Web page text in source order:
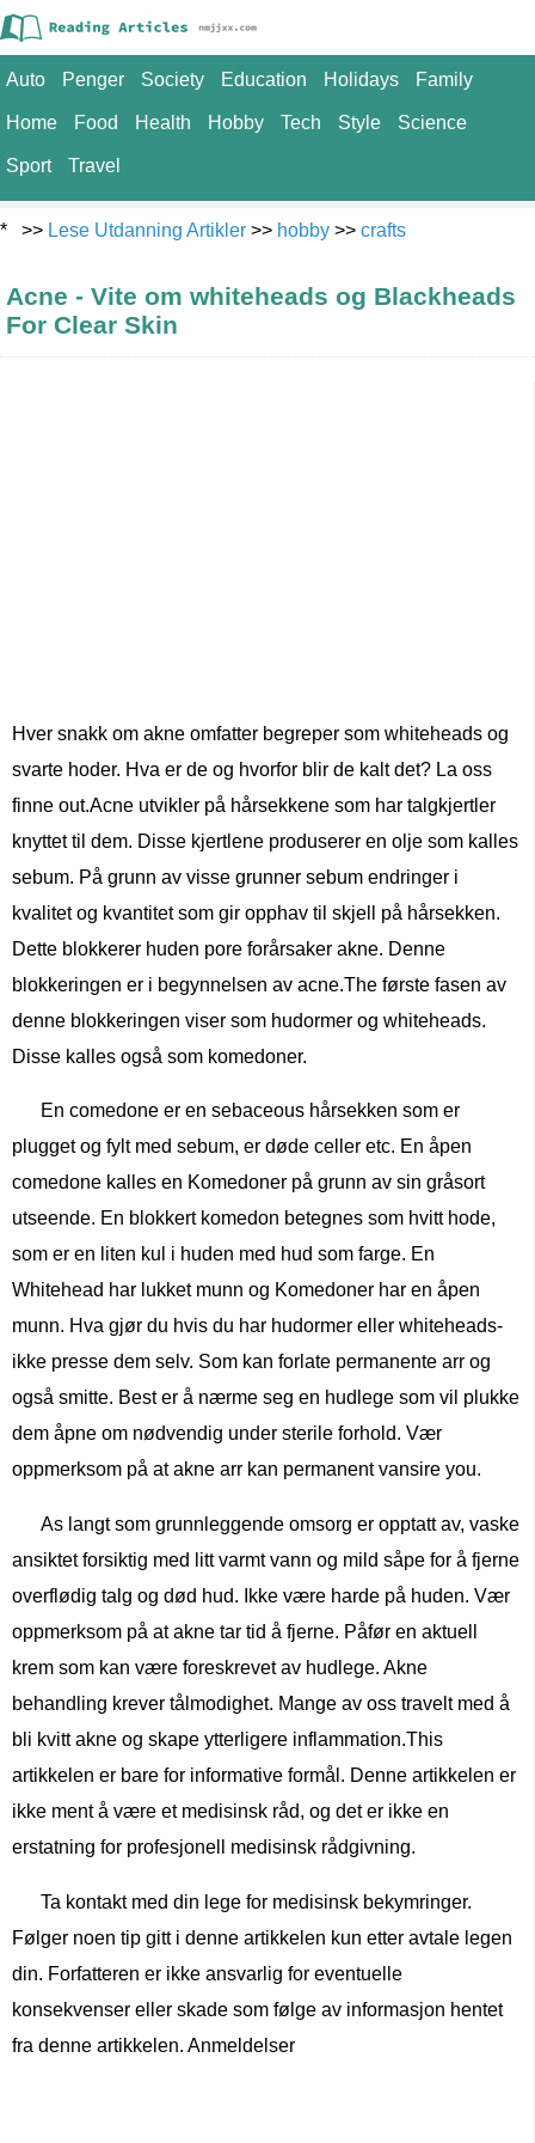
Auto Penger Society Education Holidays Family
Home Food Health Hobby Tech Style Science
Sport Travel
* >> Lese Utdanning Artikler >> hobby >> crafts
Acne - Vite om whiteheads og Blackheads
For Clear Skin
Hver snakk om akne omfatter begreper som whiteheads og
svarte hoder. Hva er de og hvorfor blir de kalt det? La oss
finne out.Acne utvikler på hårsekkene som har talgkjertler
knyttet til dem. Disse kjertlene produserer en olje som kalles
sebum. På grunn av visse grunner sebum endringer i
kvalitet og kvantitet som gir opphav til skjell på hårsekken.
Dette blokkerer huden pore forårsaker akne. Denne
blokkeringen er i begynnelsen av acne.The første fasen av
denne blokkeringen viser som hudormer og whiteheads.
Disse kalles også som komedoner.
En comedone er en sebaceous hårsekken som er
plugget og fylt med sebum, er døde celler etc. En åpen
comedone kalles en Komedoner på grunn av sin gråsort
utseende. En blokkert komedon betegnes som hvitt hode,
som er en liten kul i huden med hud som farge. En
Whitehead har lukket munn og Komedoner har en åpen
munn. Hva gjør du hvis du har hudormer eller whiteheads-
ikke presse dem selv. Som kan forlate permanente arr og
også smitte. Best er å nærme seg en hudlege som vil plukke
dem åpne om nødvendig under sterile forhold. Vær
oppmerksom på at akne arr kan permanent vansire you.
As langt som grunnleggende omsorg er opptatt av, vaske
ansiktet forsiktig med litt varmt vann og mild såpe for å fjerne
overflødig talg og død hud. Ikke være harde på huden. Vær
oppmerksom på at akne tar tid å fjerne. Påfør en aktuell
krem ​​som kan være foreskrevet av hudlege. Akne
behandling krever tålmodighet. Mange av oss travelt med å
bli kvitt akne og skape ytterligere inflammation.This
artikkelen er bare for informative formål. Denne artikkelen er
ikke ment å være et medisinsk råd, og det er ikke en
erstatning for profesjonell medisinsk rådgivning.
Ta kontakt med din lege for medisinsk bekymringer.
Følger noen tip gitt i denne artikkelen kun etter avtale legen
din. Forfatteren er ikke ansvarlig for eventuelle
konsekvenser eller skade som følge av informasjon hentet
fra denne artikkelen. Anmeldelser